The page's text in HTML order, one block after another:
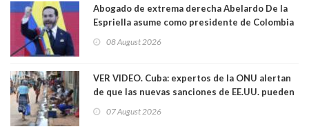
Abogado de extrema derecha Abelardo De la
Espriella asume como presidente de Colombia
08 August 2026
VER VIDEO. Cuba: expertos de la ONU alertan
de que las nuevas sanciones de EE.UU. pueden
07 August 2026